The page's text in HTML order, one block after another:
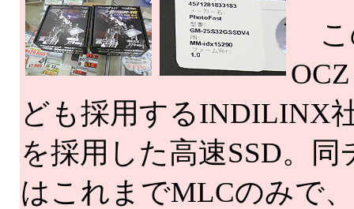
こ
ども採用するINDILINX
を採用した高速SSD。
はこれまでMLCのみで